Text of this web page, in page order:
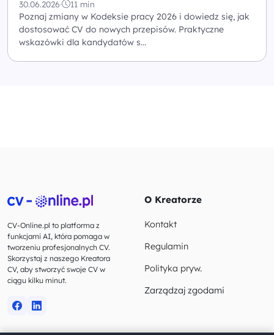
30.06.2026· 11 min
Poznaj zmiany w Kodeksie pracy 2026 i dowiedz się, jak
dostosować CV do nowych przepisów. Praktyczne
wskazówki dla kandydatów s...
CV-Online.pl to platforma z
funkcjami AI, która pomaga w
tworzeniu profesjonalnych CV.
Skorzystaj z naszego Kreatora
CV, aby stworzyć swoje CV w
ciągu kilku minut.
O Kreatorze
Kontakt
Regulamin
Polityka pryw.
Zarządzaj zgodami